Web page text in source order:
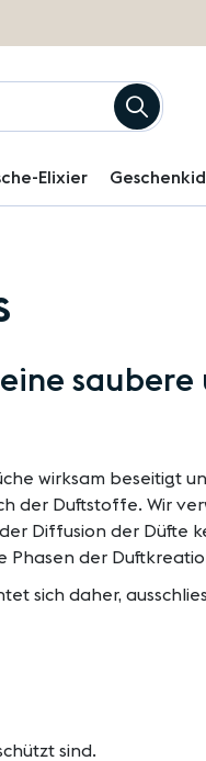
Suchen
Elixier
saubere
wirksam beseitigt
der Duftstoffe. Wir
Diffusion der Düfte
Phasen der
sich daher,
sind.